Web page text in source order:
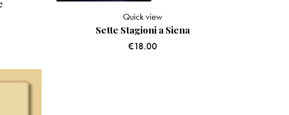
Sette Stagioni a Siena
€18.00
Quick view